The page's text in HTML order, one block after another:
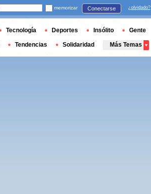
memorizar Conectarse ¿olvidado?
Tecnología Deportes Insólito Gente
Tendencias Solidaridad Más Temas